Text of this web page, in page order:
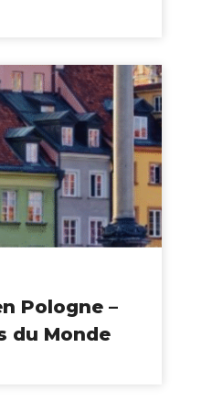
Pologne –
du Monde